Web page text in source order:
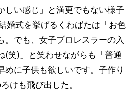
しい感じ」と満更でもない様子
婚式を挙げるくわばたは「お色
。でも、女子プロレスラーの入
(笑)」と笑わせながらも「普通
めに子供も欲しいです。子作り
けも飛び出した。